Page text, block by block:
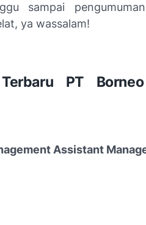
sampai
ya wassalam!
PT
Assistant